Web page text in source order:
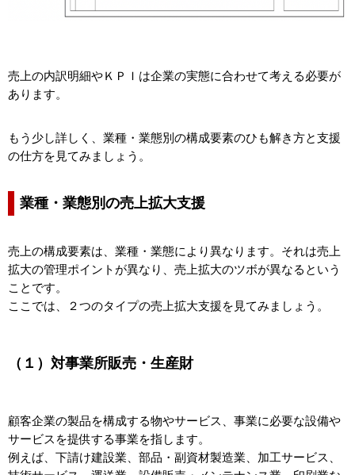
売上の内訳明細やＫＰＩは企業の実態に合わせて考える必要が
あります。
もう少し詳しく、業種・業態別の構成要素のひも解き方と支援
の仕方を見てみましょう。
業種・業態別の売上拡大支援
売上の構成要素は、業種・業態により異なります。それは売上
拡大の管理ポイントが異なり、売上拡大のツボが異なるという
ことです。
ここでは、２つのタイプの売上拡大支援を見てみましょう。
（１）対事業所販売・生産財
顧客企業の製品を構成する物やサービス、事業に必要な設備や
サービスを提供する事業を指します。
例えば、下請け建設業、部品・副資材製造業、加工サービス、